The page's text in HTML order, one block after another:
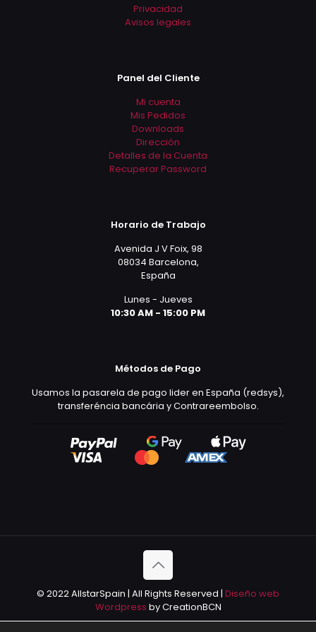
Privacidad
Avisos legales
Panel del Cliente
Mi cuenta
Mis Pedidos
Downloads
Dirección
Detalles de la Cuenta
Recuperar Password
Horario de Trabajo
Avenida J V Foix, 98
08034 Barcelona,
España
Lunes - Jueves
10:30 AM - 15:00 PM
Métodos de Pago
Usamos la pasarela de pago lider en España (redsys),
transferéncia bancária y Contrareembolso.
© 2022 AllstarSpain | All Rights Reserved | Diseño web
Wordpress by CreationBCN